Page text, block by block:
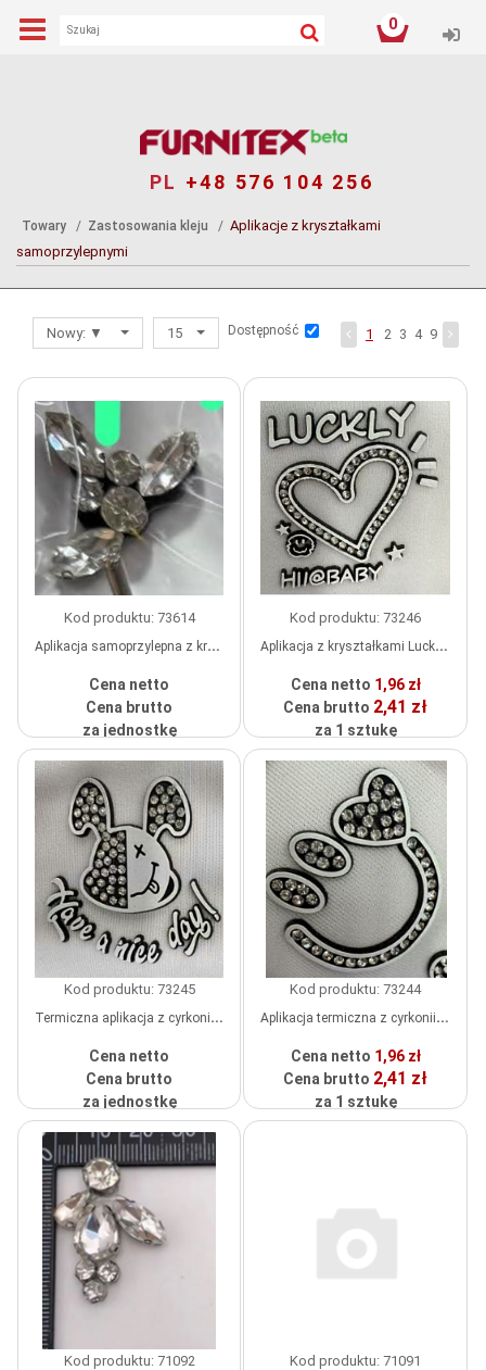
0
PL +48 576 104 256
Towary Zastosowania kleju
Aplikacje z kryształkami
samoprzylepnymi
Nowy: ▼ 15 Dostępność 1 2 3 4 9
Kod produktu: 73614
Aplikacja samoprzylepna z kryształków, białe kamienie, szt.
Cena netto
Cena brutto
za jednostkę
wykonane na zamówienie
Kod produktu: 73246
Aplikacja z kryształkami Luckly Heart, czarny, biały, białe kamienie, szt.
Cena netto 1,96 zł
Cena brutto 2,41 zł
za 1 sztukę
W
MAGAZYNIE
Kod produktu: 73245
Termiczna aplikacja z cyrkonii "Dog Nice Day", kolor czarny, biały, białe kamienie, szt.
Cena netto
Cena brutto
za jednostkę
wykonane na zamówienie
Kod produktu: 73244
Aplikacja termiczna z cyrkonii Smile, kolor czarny, biały, białe kamienie, szt.
Cena netto 1,96 zł
Cena brutto 2,41 zł
za 1 sztukę
Kod produktu: 71092 Kod produktu: 71091